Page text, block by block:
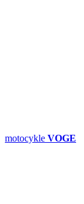
motocykle VOGE